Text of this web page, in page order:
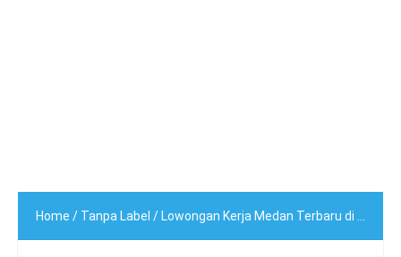
Home / Tanpa Label / Lowongan Kerja Medan Terbaru di PT Jumaku Berjaya Sentosa